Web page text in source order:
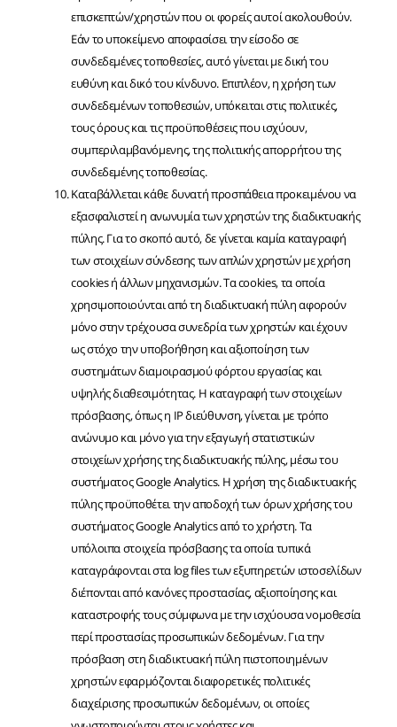
επισκεπτών/χρηστών που οι φορείς αυτοί ακολουθούν.
Εάν το υποκείμενο αποφασίσει την είσοδο σε
συνδεδεμένες τοποθεσίες, αυτό γίνεται με δική του
ευθύνη και δικό του κίνδυνο. Επιπλέον, η χρήση των
συνδεδεμένων τοποθεσιών, υπόκειται στις πολιτικές,
τους όρους και τις προϋποθέσεις που ισχύουν,
συμπεριλαμβανόμενης, της πολιτικής απορρήτου της
συνδεδεμένης τοποθεσίας.
Καταβάλλεται κάθε δυνατή προσπάθεια προκειμένου να
εξασφαλιστεί η ανωνυμία των χρηστών της διαδικτυακής
πύλης. Για το σκοπό αυτό, δε γίνεται καμία καταγραφή
των στοιχείων σύνδεσης των απλών χρηστών με χρήση
cookies ή άλλων μηχανισμών. Τα cookies, τα οποία
χρησιμοποιούνται από τη διαδικτυακή πύλη αφορούν
μόνο στην τρέχουσα συνεδρία των χρηστών και έχουν
ως στόχο την υποβοήθηση και αξιοποίηση των
συστημάτων διαμοιρασμού φόρτου εργασίας και
υψηλής διαθεσιμότητας. Η καταγραφή των στοιχείων
πρόσβασης, όπως η IP διεύθυνση, γίνεται με τρόπο
ανώνυμο και μόνο για την εξαγωγή στατιστικών
στοιχείων χρήσης της διαδικτυακής πύλης, μέσω του
συστήματος Google Analytics. Η χρήση της διαδικτυακής
πύλης προϋποθέτει την αποδοχή των όρων χρήσης του
συστήματος Google Analytics από το χρήστη. Τα
υπόλοιπα στοιχεία πρόσβασης τα οποία τυπικά
καταγράφονται στα log files των εξυπηρετών ιστοσελίδων
διέπονται από κανόνες προστασίας, αξιοποίησης και
καταστροφής τους σύμφωνα με την ισχύουσα νομοθεσία
περί προστασίας προσωπικών δεδομένων. Για την
πρόσβαση στη διαδικτυακή πύλη πιστοποιημένων
χρηστών εφαρμόζονται διαφορετικές πολιτικές
διαχείρισης προσωπικών δεδομένων, οι οποίες